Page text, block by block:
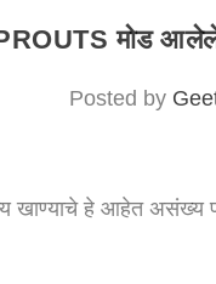
मोड
Posted by